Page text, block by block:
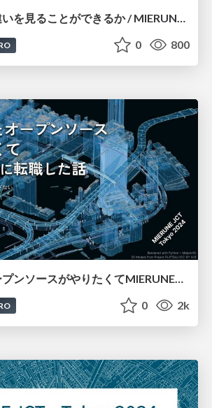
君はこの色の違いを見ることができるか / MIERUNE BBQ #12
0 800
0 2k